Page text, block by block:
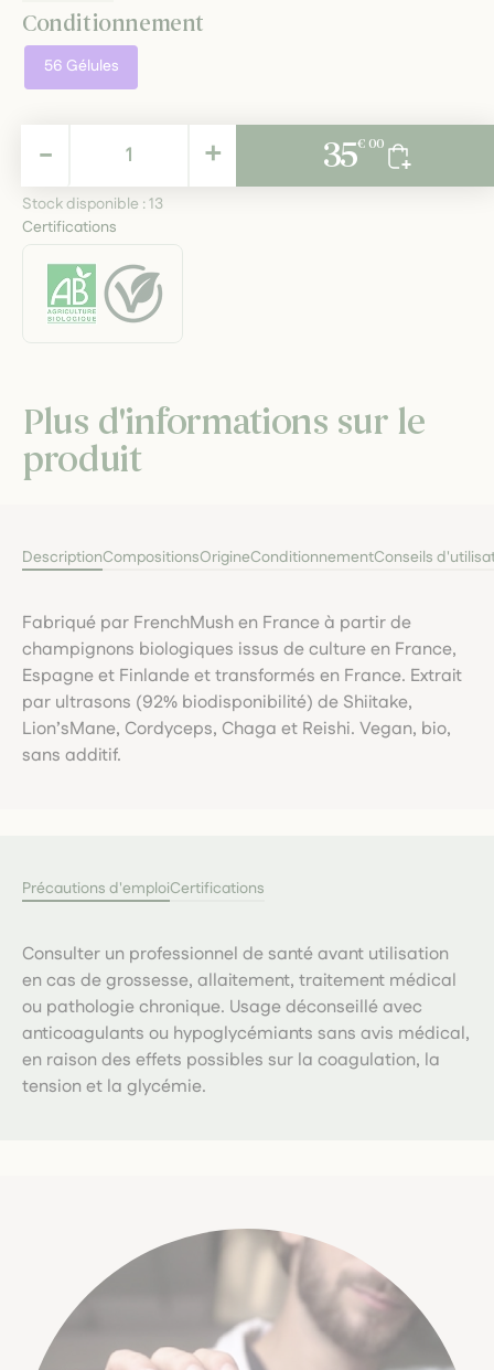
Conditionnement
56 Gélules
35,00 € TTC+
- 35€ 00
Stock disponible :13
Certifications
Plus d'informations sur le
produit
DescriptionCompositionsOrigineConditionnementConseils
Fabriqué par FrenchMush en France à partir de
champignons biologiques issus de culture en France,
Espagne et Finlande et transformés en France. Extrait
par ultrasons (92% biodisponibilité) de Shiitake,
Lion’sMane, Cordyceps, Chaga et Reishi. Vegan, bio,
sans additif.
Précautions d'emploiCertifications
Consulter un professionnel de santé avant utilisation
en cas de grossesse, allaitement, traitement médical
ou pathologie chronique. Usage déconseillé avec
anticoagulants ou hypoglycémiants sans avis médical,
en raison des effets possibles sur la coagulation, la
tension et la glycémie.